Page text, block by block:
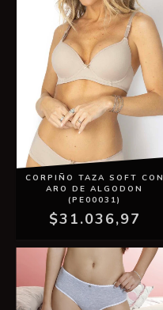
CORPIÑO TAZA SOFT CON
ARO DE ALGODON
(PE00031)
$31.036,97